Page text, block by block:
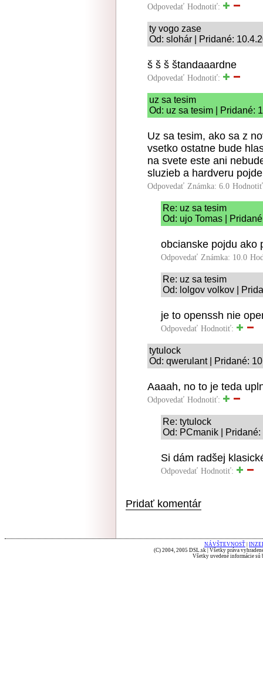
Odpovedať Hodnotiť:
ty vogo zase
Od: slohár | Pridané:
š š š štandaaardne
Odpovedať Hodnotiť:
uz sa tesim
Od: uz sa tesim | Pridané:
Uz sa tesim, ako sa z
vsetko ostatne bude
na svete este ani
sluzieb a hardveru
Odpovedať Známka: 6.0
Re: uz sa tesim
Od: ujo Tomas |
obcianske pojdu ako
Odpovedať Známka: 10.0
Re: uz sa tesim
Od: lolgov volkov |
je to openssh nie
Odpovedať Hodnotiť:
tytulock
Od: qwerulant | Pridané:
Aaaah, no to je teda
Odpovedať Hodnotiť:
Re: tytulock
Od: PCmanik |
Si dám radšej
Odpovedať Hodnotiť:
Pridať komentár
NÁVŠTEVNOSŤ
(C) 2004, 2005 DSL.sk | Všetky práva
Všetky uvedené informácie sú